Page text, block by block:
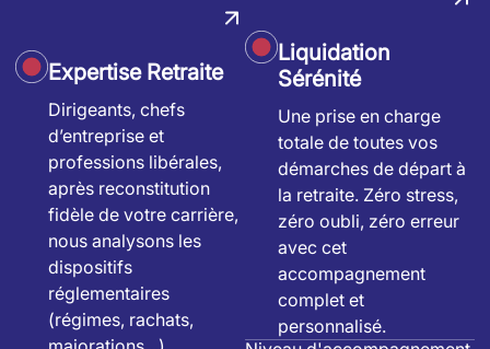
Expertise Retraite
Dirigeants, chefs
d’entreprise et
professions libérales,
après reconstitution
fidèle de votre carrière,
nous analysons les
dispositifs
réglementaires
(régimes, rachats,
Liquidation
Sérénité
Une prise en charge
totale de toutes vos
démarches de départ à
la retraite. Zéro stress,
zéro oubli, zéro erreur
avec cet
accompagnement
complet et
personnalisé.